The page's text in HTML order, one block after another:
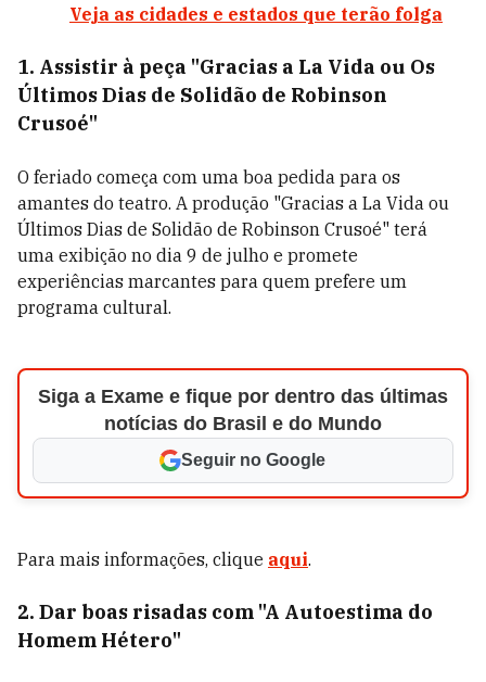
Veja as cidades e estados que terão folga
1. Assistir à peça "Gracias a La Vida ou Os
Últimos Dias de Solidão de Robinson
Crusoé"
O feriado começa com uma boa pedida para os
amantes do teatro. A produção "Gracias a La Vida ou
Últimos Dias de Solidão de Robinson Crusoé" terá
uma exibição no dia 9 de julho e promete
experiências marcantes para quem prefere um
programa cultural.
Siga a Exame e fique por dentro das últimas
notícias do Brasil e do Mundo
Seguir no Google
Para mais informações, clique aqui.
2. Dar boas risadas com "A Autoestima do
Homem Hétero"